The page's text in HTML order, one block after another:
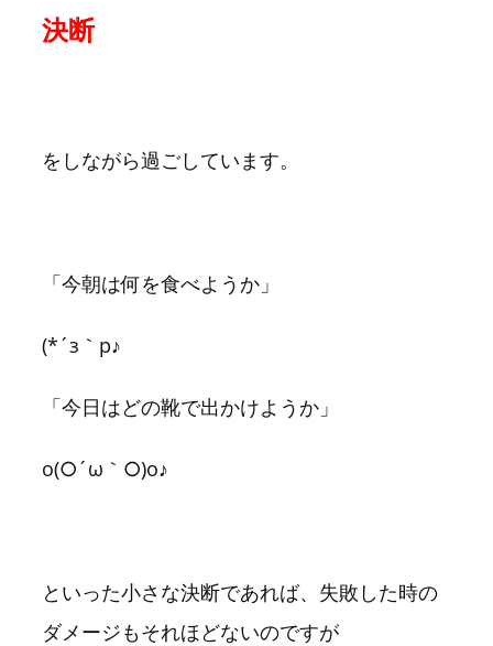
決断
をしながら過ごしています。
「今朝は何を食べようか」
(*´з｀p♪
「今日はどの靴で出かけようか」
o(○´ω｀○)o♪
といった小さな決断であれば、失敗した時の
ダメージもそれほどないのですが